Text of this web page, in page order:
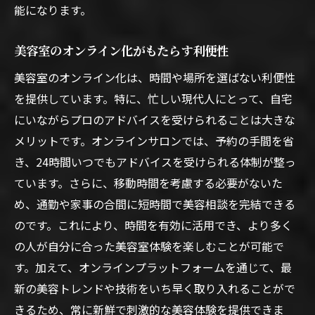
忙しい日々でも実現可能な美容法
日常に取り入れる美容室のサポート
効率よく美容ケアを行うコツ
美容室のオンライン化で得られる時間の価
値
日常生活に溶け込むオンライン美容サービ
ス
美容室のオンラインサロンで叶える美しさとそ
の未来
未来の美容室体験とは
オンラインサロンがもたらす新たな美しさ
美容室の未来を見据えたオンラインサービ
ス
能になります。
美容室のオンライン化がもたらす利便性
美容室のオンライン化は、時間や場所を選ばない利便性
を提供しています。特に、忙しい現代人にとって、自宅
にいながらプロのアドバイスを受けられることは大きな
メリットです。オンラインサロンでは、予約の手間を省
き、24時間いつでもアドバイスを受けられる体制が整っ
ています。さらに、移動時間を考慮する必要がないた
め、通勤や家事の合間に短時間で美容相談を完結できる
のです。これにより、時間を有効に活用でき、より多く
の人が自分に合った美容室体験を楽しむことが可能で
す。加えて、オンラインプラットフォームを通じて、最
新の美容トレンドや技術をいち早く取り入れることがで
きるため、常に新鮮で刺激的な美容体験を提供できま